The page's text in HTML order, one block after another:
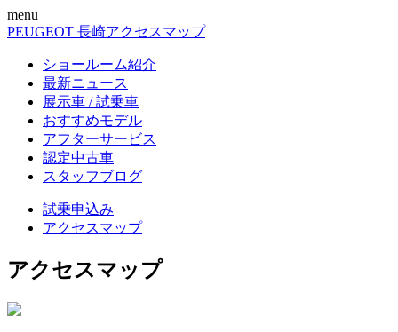
menu
PEUGEOT 長崎アクセスマップ
ショールーム紹介
最新ニュース
展示車 / 試乗車
おすすめモデル
アフターサービス
認定中古車
スタッフブログ
試乗申込み
アクセスマップ
アクセスマップ